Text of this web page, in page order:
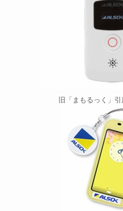
旧「まもるっく」引